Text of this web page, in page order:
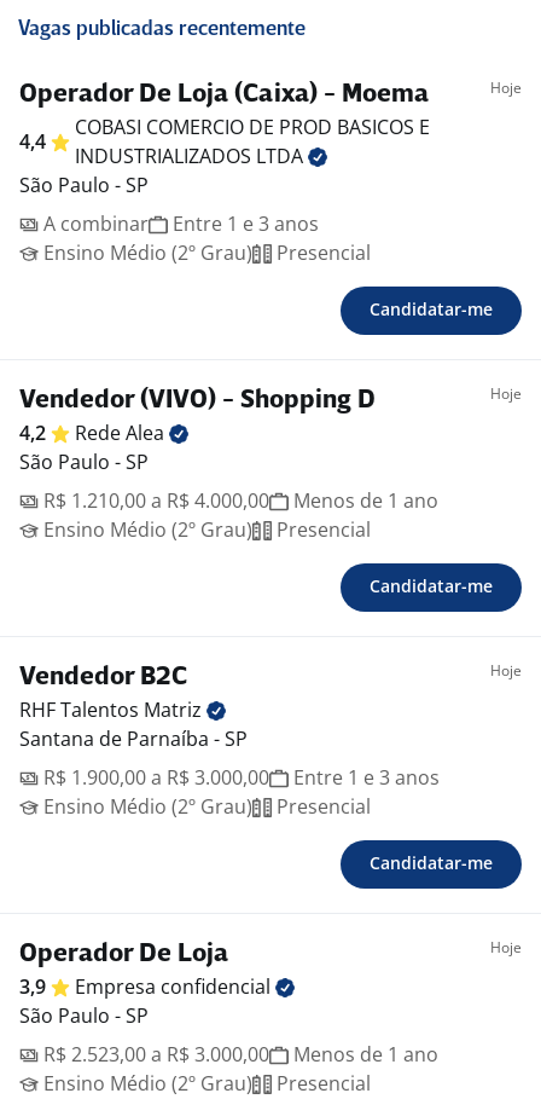
Vagas publicadas recentemente
Operador De Loja (Caixa) - Moema Hoje
4,4
COBASI COMERCIO DE PROD BASICOS E
INDUSTRIALIZADOS LTDA
São Paulo - SP
A combinar
Entre 1 e 3 anos
Ensino Médio (2º Grau)
Presencial
Candidatar-me
Vendedor (VIVO) - Shopping D Hoje
4,2 RedeAlea
São Paulo - SP
R$ 1.210,00 a R$ 4.000,00
Menos de 1 ano
Ensino Médio (2º Grau)
Presencial
Candidatar-me
Vendedor B2C Hoje
RHF Talentos Matriz
Santana de Parnaíba - SP
R$ 1.900,00 a R$ 3.000,00
Entre 1 e 3 anos
Ensino Médio (2º Grau)
Presencial
Candidatar-me
Operador De Loja Hoje
3,9 Empresa confidencial
São Paulo - SP
R$ 2.523,00 a R$ 3.000,00
Menos de 1 ano
Ensino Médio (2º Grau)
Presencial